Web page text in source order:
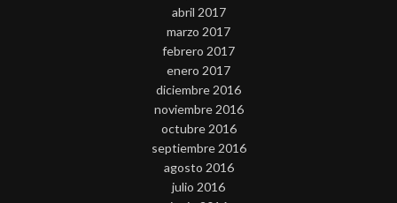
abril 2017
marzo 2017
febrero 2017
enero 2017
diciembre 2016
noviembre 2016
octubre 2016
septiembre 2016
agosto 2016
julio 2016